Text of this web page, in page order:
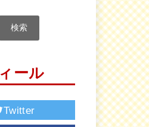
検索
ール
Twitter